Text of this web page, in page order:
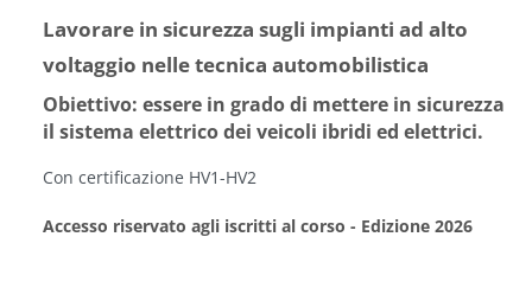
Lavorare in sicurezza sugli impianti ad alto
voltaggio nelle tecnica automobilistica
Obiettivo: essere in grado di mettere in sicurezza
il sistema elettrico dei veicoli ibridi ed elettrici.
Con certificazione HV1-HV2
Accesso riservato agli iscritti al corso - Edizione 2026